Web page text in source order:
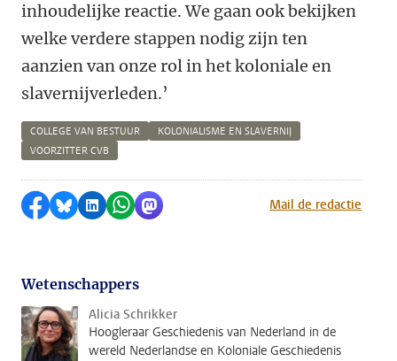
inhoudelijke reactie. We gaan ook bekijken
welke verdere stappen nodig zijn ten
aanzien van onze rol in het koloniale en
slavernijverleden.’
COLLEGE VAN BESTUUR
KOLONIALISME EN SLAVERNIJ
VOORZITTER CVB
Delen op Facebook
Delen via Bluesky
Delen op LinkedIn
Delen via WhatsApp
Delen via MastodonMail de redactie
Wetenschappers
Alicia Schrikker
Hoogleraar Geschiedenis van Nederland in de
wereld Nederlandse en Koloniale Geschiedenis